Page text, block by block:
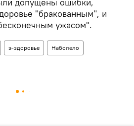
допущены ошибки,
"бракованным", и
ужасом".
э-здоровье Наболело